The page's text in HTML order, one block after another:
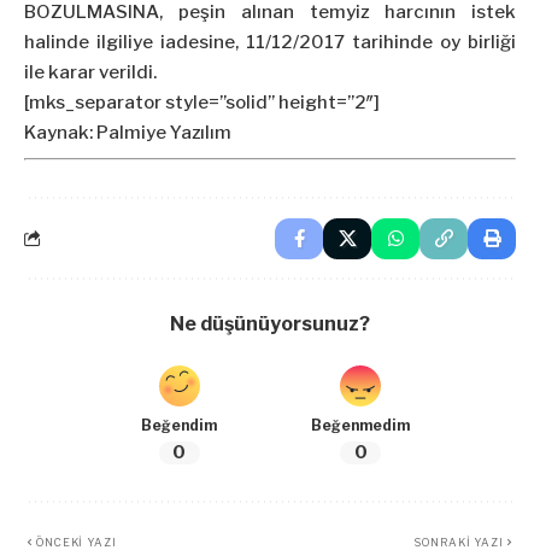
BOZULMASINA, peşin alınan temyiz harcının istek
halinde ilgiliye iadesine, 11/12/2017 tarihinde oy birliği
ile karar verildi.
[mks_separator style=”solid” height=”2″]
Kaynak: Palmiye Yazılım
Ne düşünüyorsunuz?
Beğendim
0
Beğenmedim
0
ÖNCEKI YAZI SONRAKI YAZI